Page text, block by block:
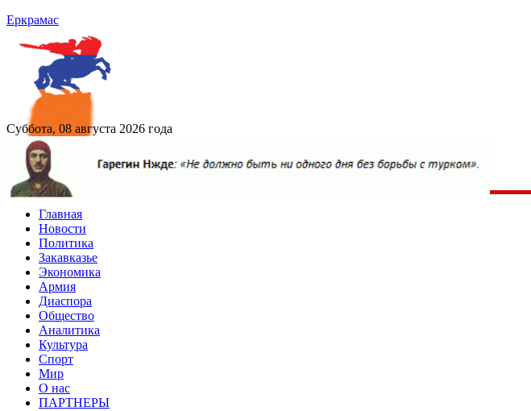
Еркрамас
Суббота, 08 августа 2026 года
Главная
Новости
Политика
Закавказье
Экономика
Армия
Диаспора
Общество
Аналитика
Культура
Спорт
Мир
О нас
ПАРТНЕРЫ